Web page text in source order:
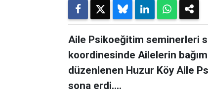
Aile Psikoeğitim seminerleri
koordinesinde Ailelerin
düzenlenen Huzur Köy Aile
sona erdi....